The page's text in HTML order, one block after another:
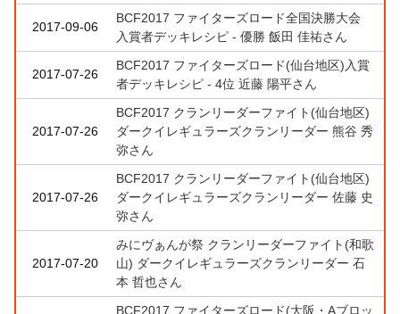
2017-09-06
BCF2017 ファイターズロード全国決勝大会
入賞者デッキレシピ - 優勝 飯田 佳祐さん
2017-07-26
BCF2017 ファイターズロード(仙台地区)入賞
者デッキレシピ - 4位 近藤 陽平さん
2017-07-26
BCF2017 クランリーダーファイト(仙台地区)
ダークイレギュラーズクランリーダー 熊谷 秀
弥さん
2017-07-26
BCF2017 クランリーダーファイト(仙台地区)
ダークイレギュラーズクランリーダー 佐藤 史
弥さん
2017-07-20
みにヴぁんが祭 クランリーダーファイト(和歌
山) ダークイレギュラーズクランリーダー 石
本 哲也さん
BCF2017 ファイターズロード(大阪・Aブロッ